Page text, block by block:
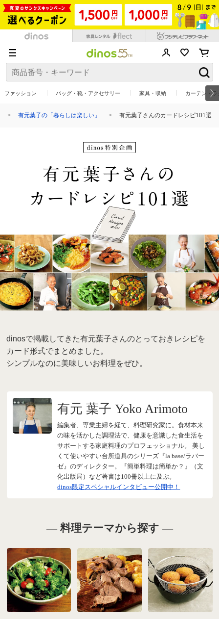
ファッション バッグ・靴・アクセサリー 家具・収納 カーテン・
有元葉子の「暮らしは楽しい」 有元葉子さんのカードレシピ101選
dinosで掲載してきた有元葉子さんのとっておきレシピを
カード形式でまとめました。
シンプルなのに美味しいお料理をぜひ。
有元 葉子 Yoko Arimoto
編集者、専業主婦を経て、料理研究家に。食材本来
の味を活かした調理法で、健康を意識した食生活を
サポートする家庭料理のプロフェッショナル。 美し
くて使いやすい台所道具のシリーズ『la base/ラバー
ゼ』のディレクター。『簡単料理は簡単か？』（文
化出版局）など著書は100冊以上に及ぶ。
dinos限定スペシャルインタビュー公開中！
― 料理テーマから探す ―